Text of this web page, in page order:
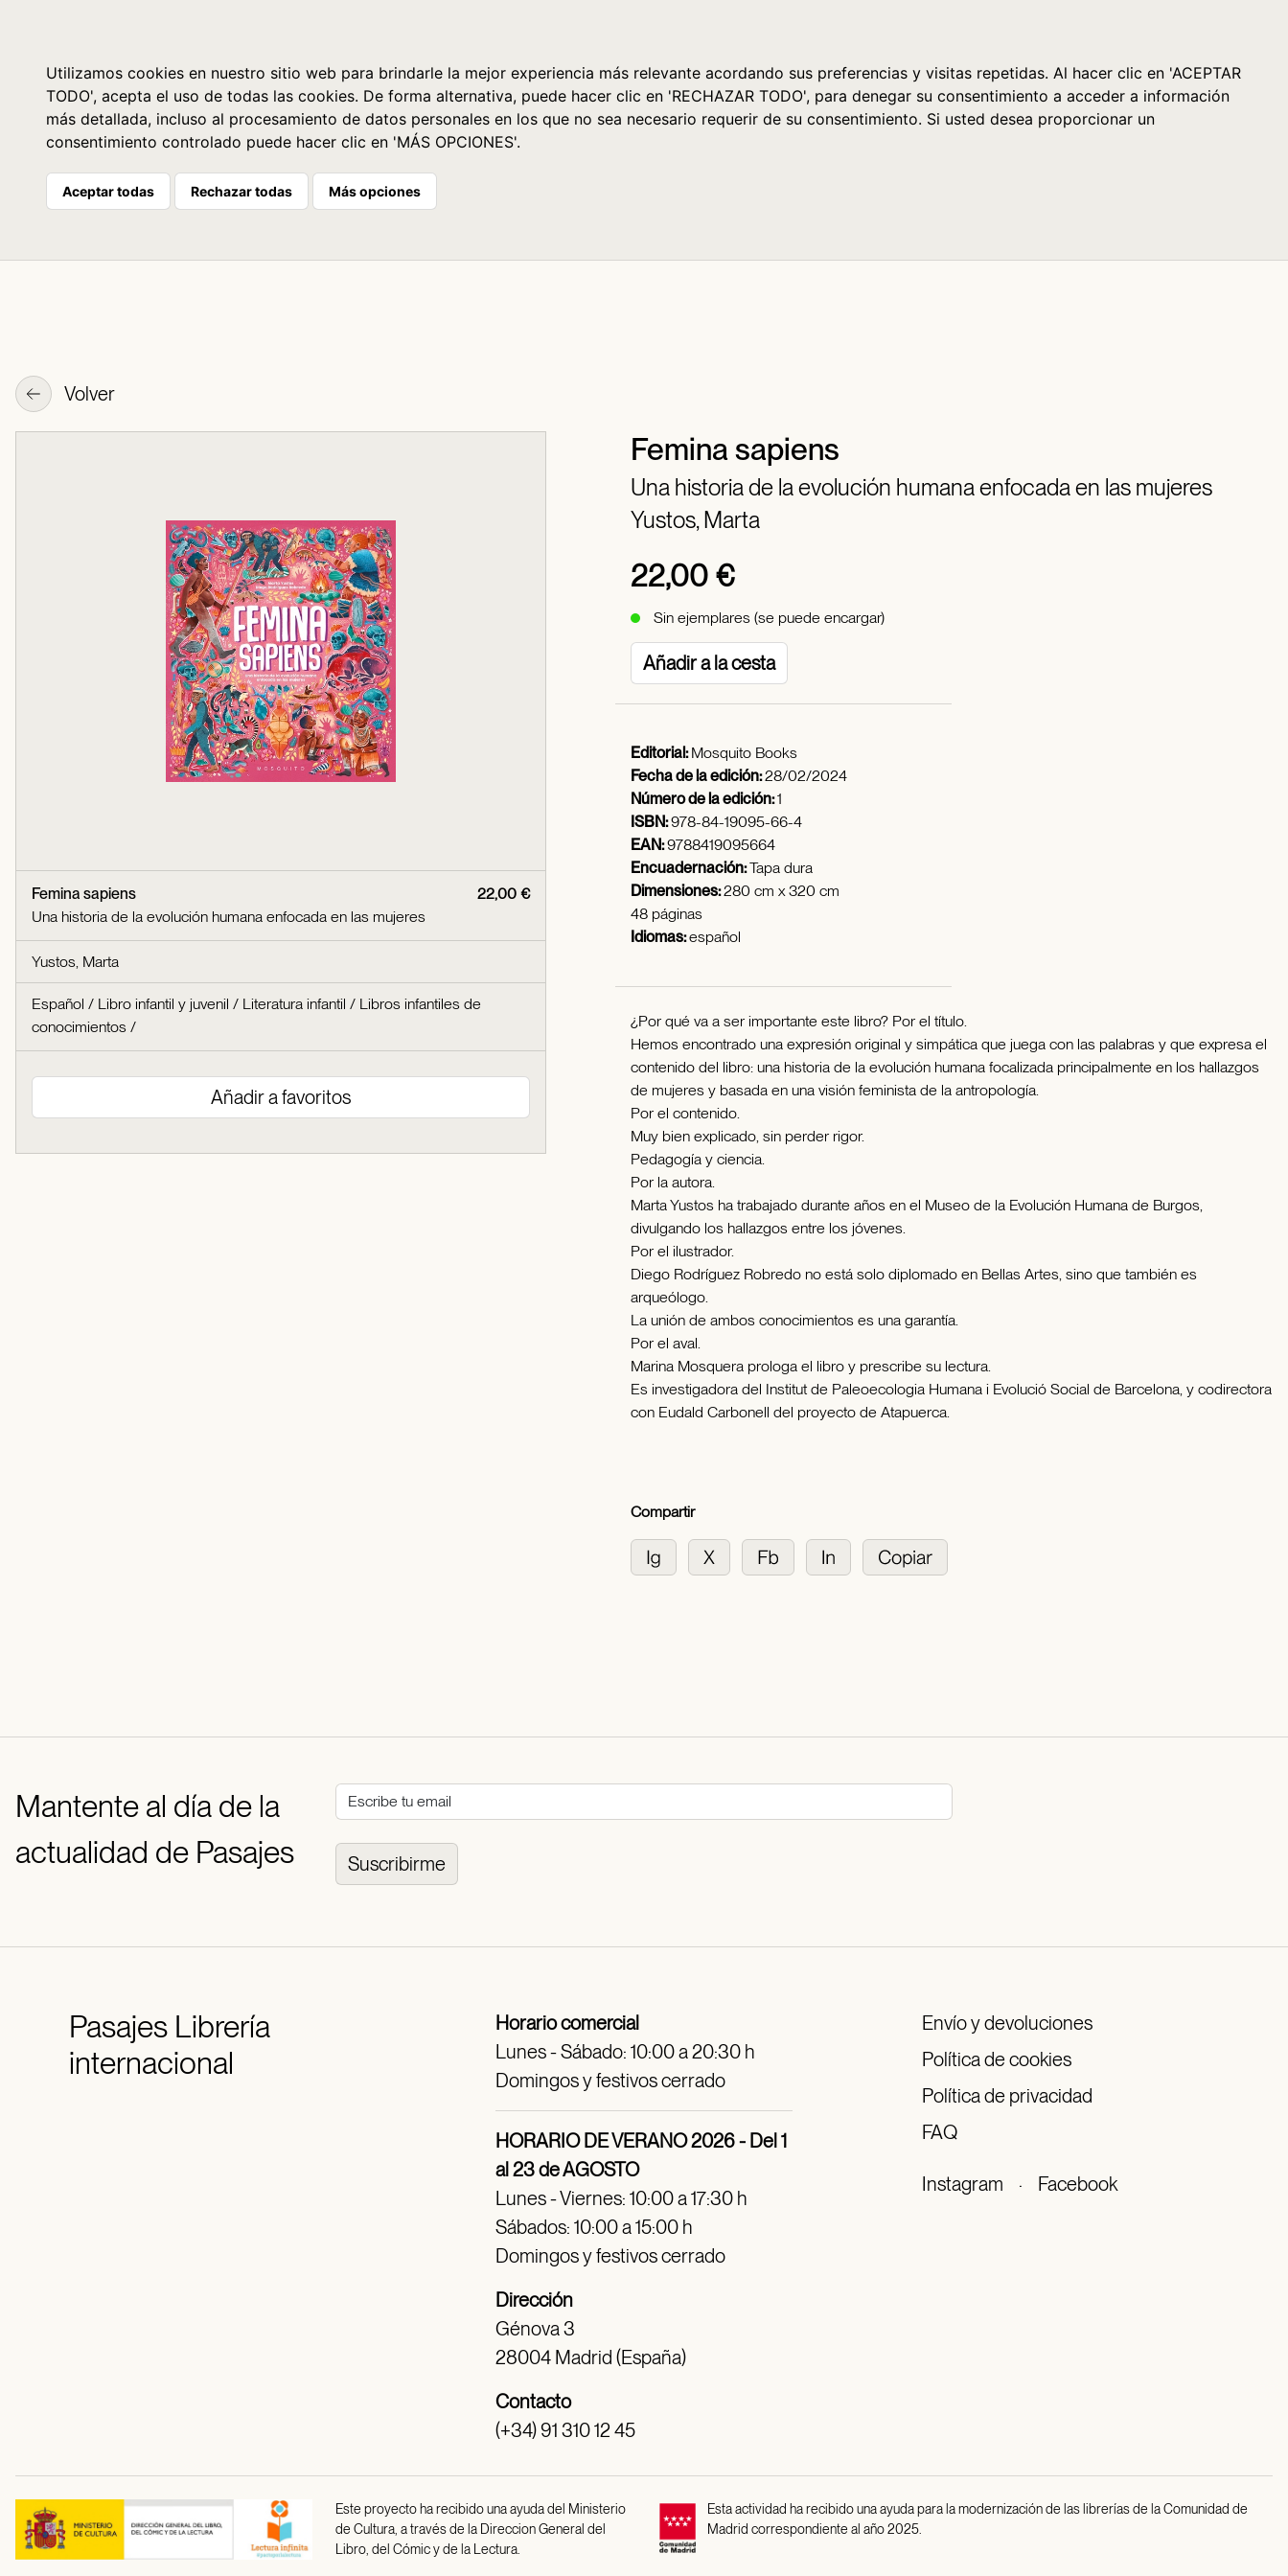
Utilizamos cookies en nuestro sitio web para brindarle la mejor experiencia más relevante acordando sus preferencias y visitas repetidas. Al hacer clic en 'ACEPTAR
TODO', acepta el uso de todas las cookies. De forma alternativa, puede hacer clic en 'RECHAZAR TODO', para denegar su consentimiento a acceder a información
más detallada, incluso al procesamiento de datos personales en los que no sea necesario requerir de su consentimiento. Si usted desea proporcionar un
consentimiento controlado puede hacer clic en 'MÁS OPCIONES'.
Aceptar todas Rechazar todas Más opciones
Volver
Femina sapiens
Una historia de la evolución humana enfocada en las mujeres
Yustos, Marta
22,00 €
Sin ejemplares (se puede encargar)
Añadir a la cesta
22,00 €
Femina sapiens
Una historia de la evolución humana enfocada en las mujeres
Yustos, Marta
Español / Libro infantil y juvenil / Literatura infantil / Libros infantiles de
conocimientos /
Añadir a favoritos
Editorial:Mosquito Books
Fecha de la edición:28/02/2024
Número de la edición:1
ISBN:978-84-19095-66-4
EAN:9788419095664
Encuadernación:Tapa dura
Dimensiones:280 cm x 320 cm
48 páginas
Idiomas:español
¿Por qué va a ser importante este libro? Por el título.
Hemos encontrado una expresión original y simpática que juega con las palabras y que expresa el
contenido del libro: una historia de la evolución humana focalizada principalmente en los hallazgos
de mujeres y basada en una visión feminista de la antropología.
Por el contenido.
Muy bien explicado, sin perder rigor.
Pedagogía y ciencia.
Por la autora.
Marta Yustos ha trabajado durante años en el Museo de la Evolución Humana de Burgos,
divulgando los hallazgos entre los jóvenes.
Por el ilustrador.
Diego Rodríguez Robredo no está solo diplomado en Bellas Artes, sino que también es
arqueólogo.
La unión de ambos conocimientos es una garantía.
Por el aval.
Marina Mosquera prologa el libro y prescribe su lectura.
Es investigadora del Institut de Paleoecologia Humana i Evolució Social de Barcelona, y codirectora
con Eudald Carbonell del proyecto de Atapuerca.
Compartir
Mantente al día de la
actualidad de Pasajes
Suscribirme
PasajesLibrería
internacional
Horario comercial
Lunes - Sábado: 10:00 a 20:30 h
Domingos y festivos cerrado
HORARIO DE VERANO 2026 - Del 1
al 23 de AGOSTO
Lunes - Viernes: 10:00 a 17:30 h
Sábados: 10:00 a 15:00 h
Domingos y festivos cerrado
Dirección
Génova 3
28004 Madrid (España)
Contacto
(+34) 91 310 12 45
Envío y devoluciones
Política de cookies
Política de privacidad
FAQ
Instagram · Facebook
Este proyecto ha recibido una ayuda del Ministerio
de Cultura, a través de la Direccion General del
Libro, del Cómic y de la Lectura.
Esta actividad ha recibido una ayuda para la modernización de las librerías de la Comunidad de
Madrid correspondiente al año 2025.